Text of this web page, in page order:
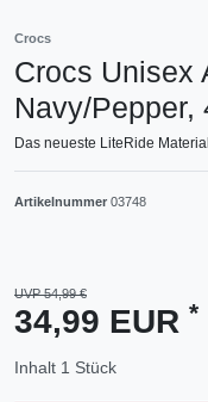
Crocs
Crocs Unisex
Navy/Pepper,
Das neueste LiteRide
Artikelnummer 03748
UVP 54,99 €
34,99 EUR *
Inhalt 1 Stück